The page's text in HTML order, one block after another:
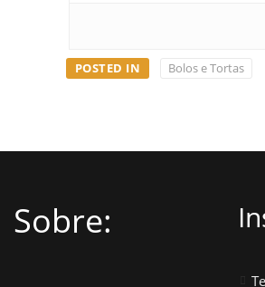
POSTED IN Bolos e Tortas
Sobre: